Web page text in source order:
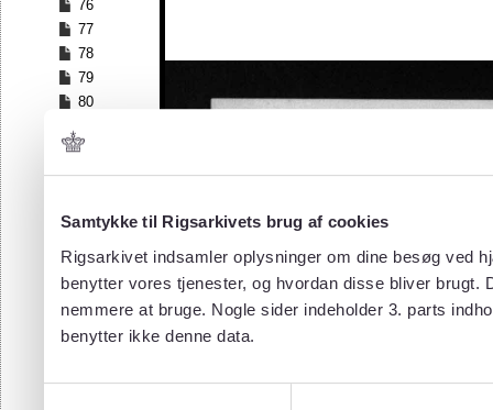
Samtykke til Rigsarkivets brug af cookies
Rigsarkivet indsamler oplysninger om dine besøg ved
benytter vores tjenester, og hvordan disse bliver
nemmere at bruge. Nogle sider indeholder 3. parts
benytter ikke denne data.
76
77
78
79
80
82
83
85
87
88
89
90